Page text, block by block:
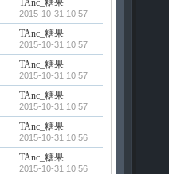
TAnc_糖果
2015-10-31 10:57
TAnc_糖果
2015-10-31 10:57
TAnc_糖果
2015-10-31 10:57
TAnc_糖果
2015-10-31 10:57
TAnc_糖果
2015-10-31 10:56
TAnc_糖果
2015-10-31 10:56